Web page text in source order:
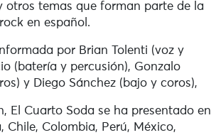
otros temas que forman parte de la
en español.
por Brian Tolenti (voz y
(batería y percusión), Gonzalo
y Diego Sánchez (bajo y coros),
El Cuarto Soda se ha presentado en
Chile, Colombia, Perú, México,